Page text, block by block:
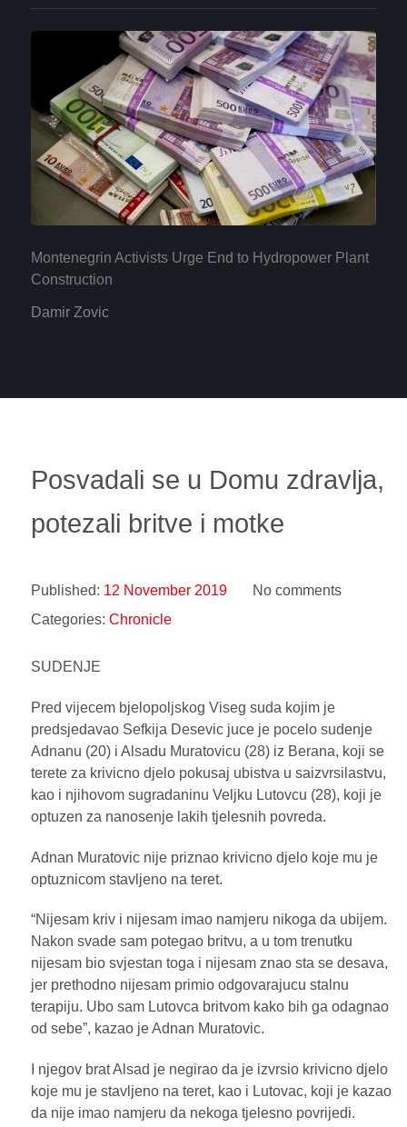
Montenegrin Activists Urge End to Hydropower Plant
Construction
Damir Zovic
Posvadali se u Domu zdravlja,
potezali britve i motke
Published: 12 November 2019
No comments
Categories: Chronicle
SUDENJE
Pred vijecem bjelopoljskog Viseg suda kojim je
predsjedavao Sefkija Desevic juce je pocelo sudenje
Adnanu (20) i Alsadu Muratovicu (28) iz Berana, koji se
terete za krivicno djelo pokusaj ubistva u saizvrsilastvu,
kao i njihovom sugradaninu Veljku Lutovcu (28), koji je
optuzen za nanosenje lakih tjelesnih povreda.
Adnan Muratovic nije priznao krivicno djelo koje mu je
optuznicom stavljeno na teret.
“Nijesam kriv i nijesam imao namjeru nikoga da ubijem.
Nakon svade sam potegao britvu, a u tom trenutku
nijesam bio svjestan toga i nijesam znao sta se desava,
jer prethodno nijesam primio odgovarajucu stalnu
terapiju. Ubo sam Lutovca britvom kako bih ga odagnao
od sebe”, kazao je Adnan Muratovic.
I njegov brat Alsad je negirao da je izvrsio krivicno djelo
koje mu je stavljeno na teret, kao i Lutovac, koji je kazao
da nije imao namjeru da nekoga tjelesno povrijedi.